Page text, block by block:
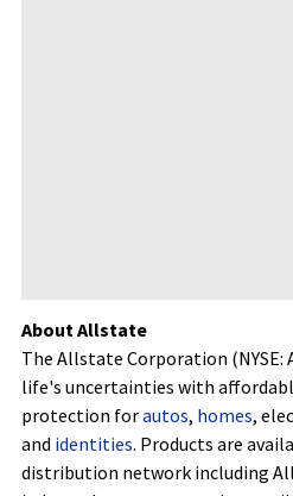
About Allstate
The Allstate Corporation
life's uncertainties with
protection forautos, homes,
and identities. Products are
distribution network including